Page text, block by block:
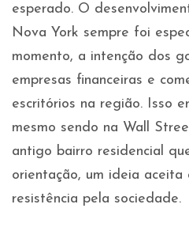
esperado. O
Nova York sempre foi
momento, a intenção dos
empresas financeiras e
escritórios na região. Isso
mesmo sendo na Wall
antigo bairro residencial
orientação, um ideia aceita
resistência pela sociedade.